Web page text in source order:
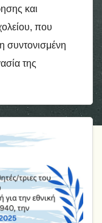
και
που
συντονισμένη
της